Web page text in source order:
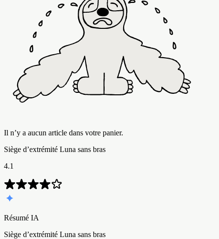
Il n’y a aucun article dans votre panier.
Siège d’extrémité Luna sans bras
4.1
Résumé IA
Siège d’extrémité Luna sans bras